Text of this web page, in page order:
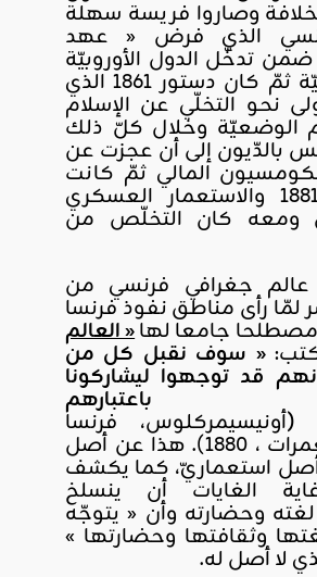
عن الخلافة وصاروا فريسة سهلة
الذي فرض « عهد
ضمن تدخّل الدول الأوروبيّة
في البلاد التونسيّة ثمّ كان دستور 1861 الذي
نحو التخلّي عن الإسلام
الوضعيّة وخلال كلّ ذلك
بالدّيون إلى أن عجزت عن
المالي ثمّ كانت
معاهدة باردو 1881 والاستعمار العسكري
ومعه كان التخلّص من
عالم جغرافي فرنسي من
لمّا رأى مناطق نفوذ فرنسا
مصطلحا جامعا لها« العالم
« سوف نقبل كل من
قد توجهوا ليشاركونا
باعتبارهم
(أونيسيمركلوس، فرنسا
والجزائر والمستعمرات ، 1880). هذا عن أصل
استعماريّ، كما يكشف
الغايات أن ينسلخ
وحضارته وأن « يتوجّه
وثقافتها وحضارتها »
لا أصل له.